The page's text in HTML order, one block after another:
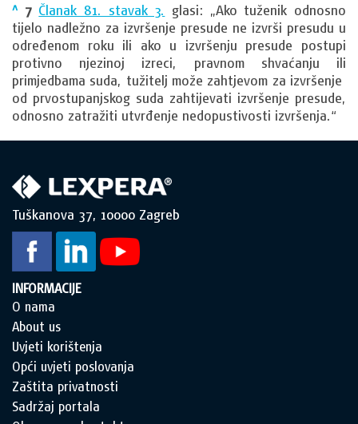
^ 7 Članak 81. stavak 3. glasi: „Ako tuženik odnosno
tijelo nadležno za izvršenje presude ne izvrši presudu u
određenom roku ili ako u izvršenju presude postupi
protivno njezinoj izreci, pravnom shvaćanju ili
primjedbama suda, tužitelj može zahtjevom za izvršenje
od prvostupanjskog suda zahtijevati izvršenje presude,
odnosno zatražiti utvrđenje nedopustivosti izvršenja.“
Tuškanova 37, 10000 Zagreb
INFORMACIJE
O nama
About us
Uvjeti korištenja
Opći uvjeti poslovanja
Zaštita privatnosti
Sadržaj portala